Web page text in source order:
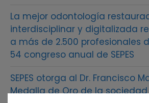
La mejor odontología
interdisciplinar y digitalizada
a más de 2.500 profesionales
54 congreso anual de SEPES
SEPES otorga al Dr. Francisco
Medalla de Oro de la sociedad